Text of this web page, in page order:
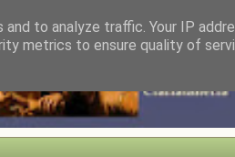
to analyze traffic. Your IP
metrics to ensure quality of